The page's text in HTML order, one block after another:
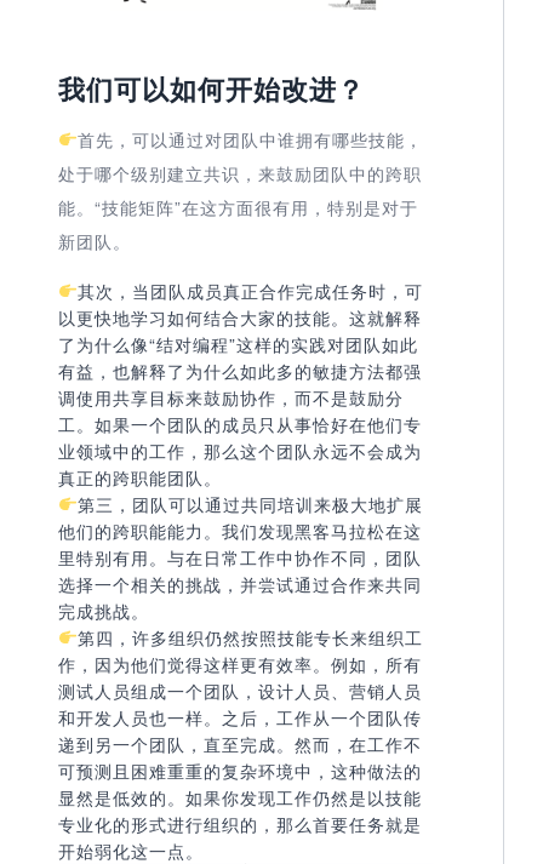
我们可以如何开始改进？
首先，可以通过对团队中谁拥有哪些技能，
处于哪个级别建立共识，来鼓励团队中的跨职
能。“技能矩阵”在这方面很有用，特别是对于
新团队。
其次，当团队成员真正合作完成任务时，可
以更快地学习如何结合大家的技能。这就解释
了为什么像“结对编程”这样的实践对团队如此
有益，也解释了为什么如此多的敏捷方法都强
调使用共享目标来鼓励协作，而不是鼓励分
工。如果一个团队的成员只从事恰好在他们专
业领域中的工作，那么这个团队永远不会成为
真正的跨职能团队。
第三，团队可以通过共同培训来极大地扩展
他们的跨职能能力。我们发现黑客马拉松在这
里特别有用。与在日常工作中协作不同，团队
选择一个相关的挑战，并尝试通过合作来共同
完成挑战。
第四，许多组织仍然按照技能专长来组织工
作，因为他们觉得这样更有效率。例如，所有
测试人员组成一个团队，设计人员、营销人员
和开发人员也一样。之后，工作从一个团队传
递到另一个团队，直至完成。然而，在工作不
可预测且困难重重的复杂环境中，这种做法的
显然是低效的。如果你发现工作仍然是以技能
专业化的形式进行组织的，那么首要任务就是
开始弱化这一点。